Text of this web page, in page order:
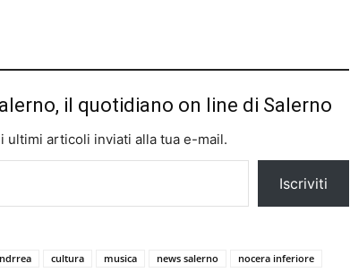
il quotidiano on line di Salerno
ultimi articoli inviati alla tua e-mail.
Iscriviti
cultura musica news salerno
nocera inferiore